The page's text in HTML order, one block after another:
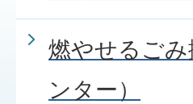
燃やせるご
ンター）